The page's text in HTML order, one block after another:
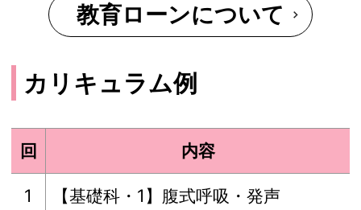
教育ローンについて
カリキュラム例
回 内容
1 【基礎科・1】腹式呼吸・発声